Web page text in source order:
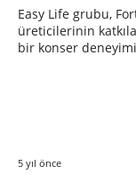
Easy Life grubu,
üreticilerinin
bir konser
5 yıl önce